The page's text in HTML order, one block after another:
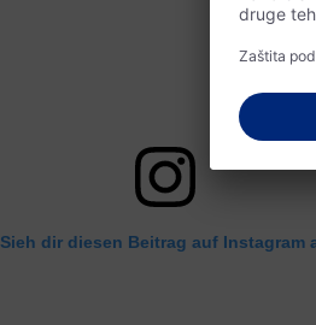
Sieh dir diesen Beitrag auf Instagram